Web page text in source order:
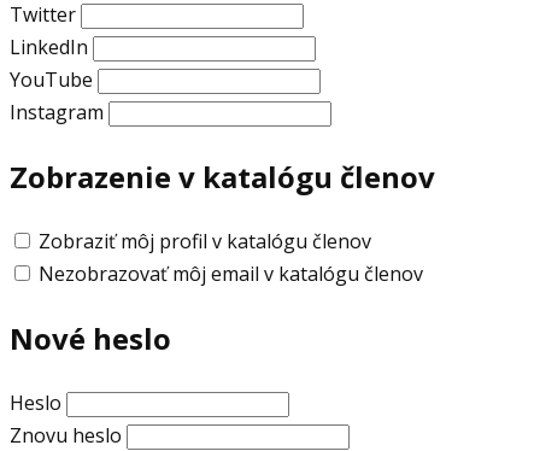
Twitter
LinkedIn
YouTube
Instagram
Zobrazenie v katalógu členov
Zobraziť môj profil v katalógu členov
Nezobrazovať môj email v katalógu členov
Nové heslo
Heslo
Znovu heslo